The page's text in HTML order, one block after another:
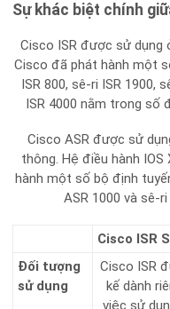
Sự khác biệt chính
Cisco ISR được sử dụng
Cisco đã phát hành một
ISR 800, sê-ri ISR 1900,
ISR 4000 nằm trong số
Cisco ASR được sử
thông. Hệ điều hành
hành một số bộ định
ASR 1000 và sê-
Cisco ISR
Đối tượng
sử dụng
Cisco ISR
kế dành
việc sử